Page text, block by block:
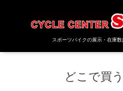
スポーツバイクの展示・在庫数
どこで買